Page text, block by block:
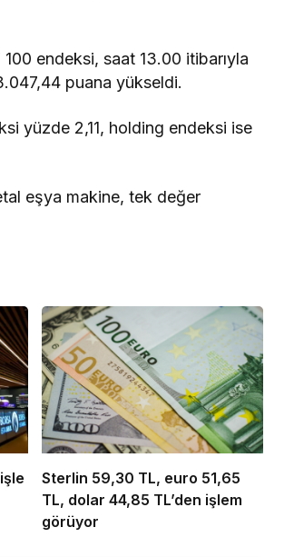
endeksi, saat 13.00 itibarıyla
puana yükseldi.
yüzde 2,11, holding endeksi ise
eşya makine, tek değer
Sterlin 59,30 TL, euro 51,65
TL, dolar 44,85 TL’den işlem
görüyor